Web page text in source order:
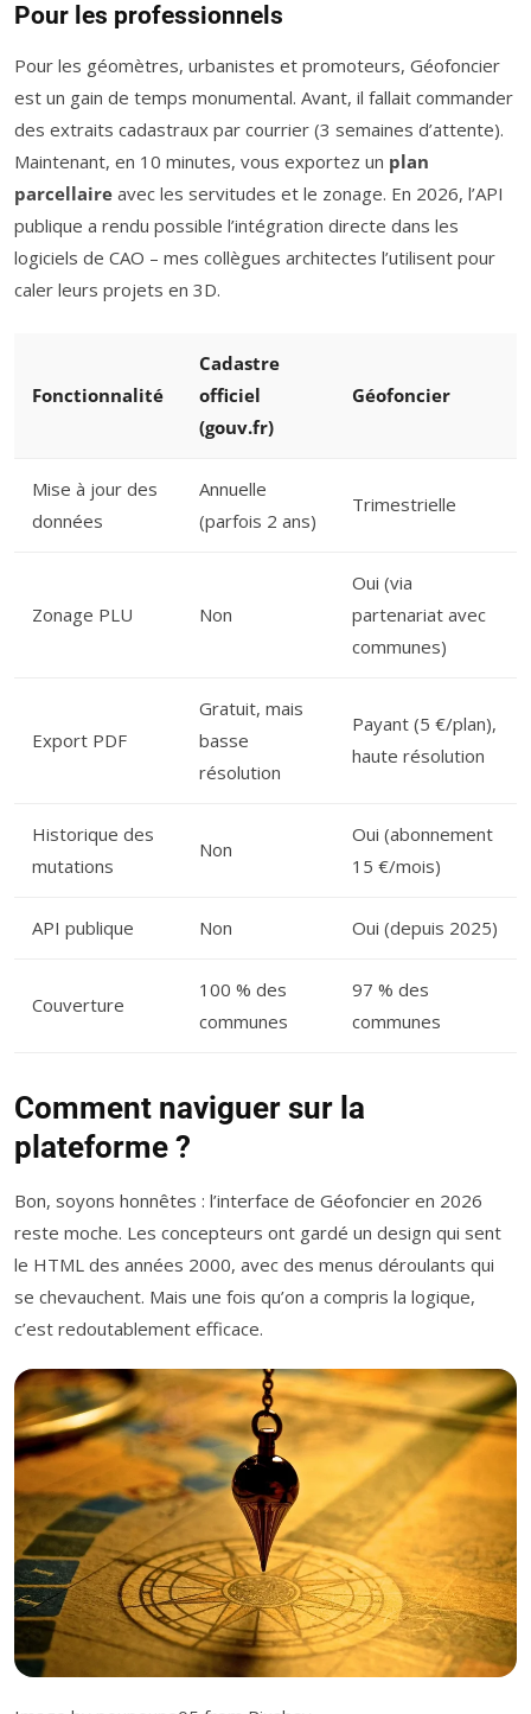
Pour les professionnels
Pour les géomètres, urbanistes et promoteurs, Géofoncier
est un gain de temps monumental. Avant, il fallait commander
des extraits cadastraux par courrier (3 semaines d’attente).
Maintenant, en 10 minutes, vous exportez un plan
parcellaire avec les servitudes et le zonage. En 2026, l’API
publique a rendu possible l’intégration directe dans les
logiciels de CAO – mes collègues architectes l’utilisent pour
caler leurs projets en 3D.
Fonctionnalité
Cadastre
officiel
(gouv.fr)
Géofoncier
Mise à jour des
données
Annuelle
(parfois 2 ans)
Trimestrielle
Zonage PLU Non
Oui (via
partenariat avec
communes)
Export PDF
Gratuit, mais
basse
résolution
Payant (5 €/plan),
haute résolution
Historique des
mutations
Non
Oui (abonnement
15 €/mois)
API publique Non Oui (depuis 2025)
Couverture
100 % des
communes
97 % des
communes
Comment naviguer sur la
plateforme ?
Bon, soyons honnêtes : l’interface de Géofoncier en 2026
reste moche. Les concepteurs ont gardé un design qui sent
le HTML des années 2000, avec des menus déroulants qui
se chevauchent. Mais une fois qu’on a compris la logique,
c’est redoutablement efficace.